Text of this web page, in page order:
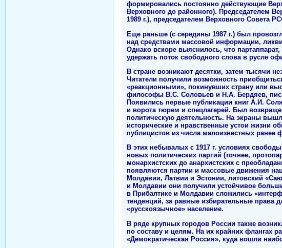
формировались постоянно действующие
Верховного до районного). Председателем
1989 г.), председателем Верховного
Еще раньше (с середины 1987 г.) был
над средствами массовой информации,
Однако вскоре выяснилось, что
удержать поток свободного слова в русле
В стране возникают десятки, затем тысячи
Читатели получили возможность
«реакционными», покинувших страну или
философы В.С. Соловьев и Н.А. Бердяев,
Появились первые публикации книг А.И.
и ворота тюрем и спецлагерей. Был
политическую деятельность. На экраны
исторические и нравственные устои жизни
публицистов из числа малоизвестных ранее
В этих небывалых с 1917 г. условиях
новых политических партий (точнее,
монархистских до анархистских с
появляются партии и массовые движения
Молдавии, Латвии и Эстонии, литовский
и Молдавии они получили устойчивое
в Прибалтике и Молдавии сложились
тенденций, за равные избирательные права
«русскоязычное» население.
В ряде крупных городов России также
по составу и целям. На их крайних флангах
«Демократическая Россия», куда вошли